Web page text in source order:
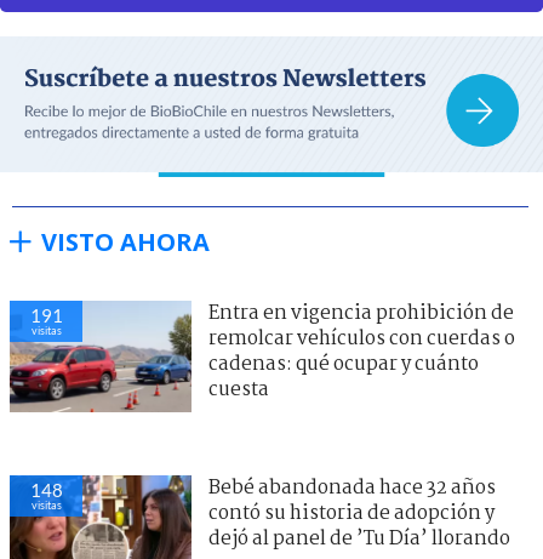
VISTO AHORA
191
visitas
Entra en vigencia prohibición de
remolcar vehículos con cuerdas o
cadenas: qué ocupar y cuánto
cuesta
148
visitas
Bebé abandonada hace 32 años
contó su historia de adopción y
dejó al panel de ’Tu Día’ llorando